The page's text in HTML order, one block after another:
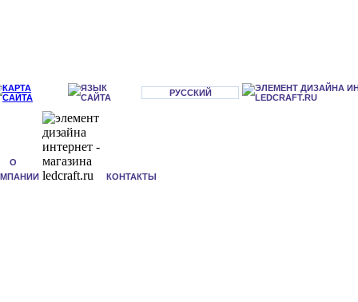
РУССКИЙ
О
КОНТАКТЫ